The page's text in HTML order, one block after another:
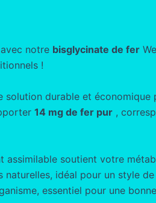
notre bisglycinate de fer
!
solution durable et économique
14 mg de fer pur ,
assimilable soutient votre
idéal pour un style
essentiel pour une